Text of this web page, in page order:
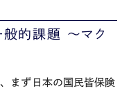
般的課題 ～マク
まず日本の国民皆保険